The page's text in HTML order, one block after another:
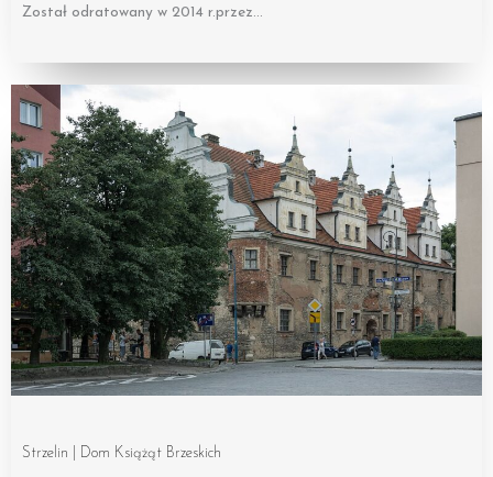
Został odratowany w 2014 r.przez…
Strzelin | Dom Książąt Brzeskich